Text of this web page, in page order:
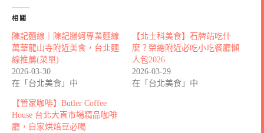
相關
陳記麵線｜陳記腸蚵專業麵線
萬華龍山寺附近美食，台北麵
線推薦(菜單)
2026-03-30
在「台北美食」中
【北士科美食】石牌站吃什
麼？榮總附近必吃小吃餐廳懶
人包2026
2026-03-29
在「台北美食」中
【管家咖啡】Butler Coffee
House 台北大直市場精品咖啡
廳，自家烘焙豆必喝